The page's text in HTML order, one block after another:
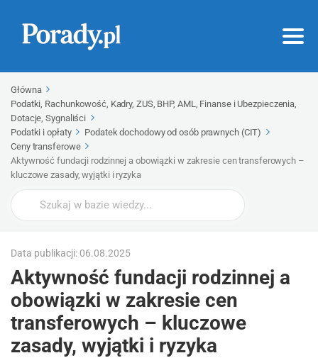
Główna
Podatki, Rachunkowość, Kadry, ZUS, BHP, AML, Finanse i Ubezpieczenia,
Dotacje, Sygnaliści
Podatki i opłaty
Podatek dochodowy od osób prawnych (CIT)
Ceny transferowe
Aktywność fundacji rodzinnej a obowiązki w zakresie cen transferowych –
kluczowe zasady, wyjątki i ryzyka
Wyszukaj
Data publikacji: 06.08.2025
Aktywność fundacji rodzinnej a
obowiązki w zakresie cen
transferowych – kluczowe
zasady, wyjątki i ryzyka